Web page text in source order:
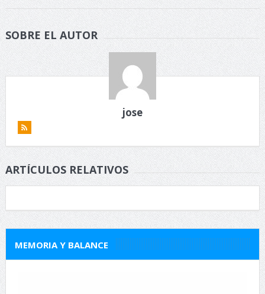
SOBRE EL AUTOR
jose
ARTÍCULOS RELATIVOS
MEMORIA Y BALANCE